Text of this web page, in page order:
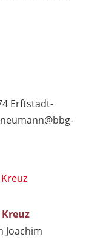
Erftstadt-
neumann@bbg-
Joachim